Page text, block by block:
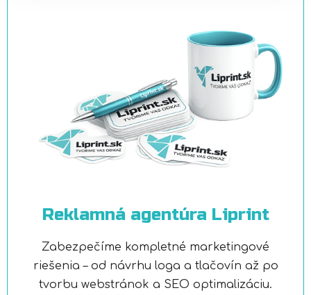
Reklamná agentúra Liprint
Zabezpečíme kompletné marketingové
riešenia – od návrhu loga a tlačovín až po
tvorbu webstránok a SEO optimalizáciu.